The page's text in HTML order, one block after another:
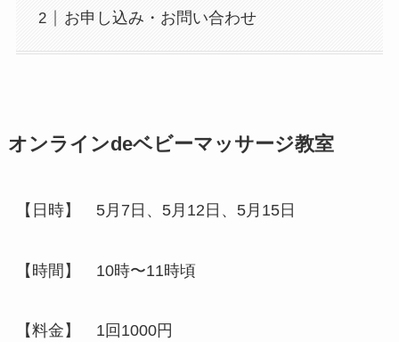
お申し込み・お問い合わせ
オンラインdeベビーマッサージ教室
【日時】 5月7日、5月12日、5月15日
【時間】 10時〜11時頃
【料金】 1回1000円